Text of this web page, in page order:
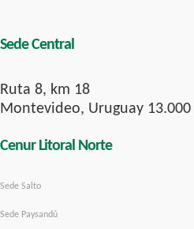
Sede Central
Ruta 8, km 18
Montevideo, Uruguay 13.000
Cenur Litoral Norte
Sede Salto
Sede Paysandú